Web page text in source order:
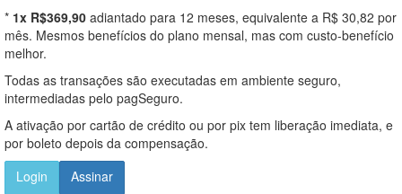
* 1x R$369,90 adiantado para 12 meses, equivalente a R$ 30,82 por
mês. Mesmos benefícios do plano mensal, mas com custo-benefício
melhor.
Todas as transações são executadas em ambiente seguro,
intermediadas pelo pagSeguro.
A ativação por cartão de crédito ou por pix tem liberação imediata, e
por boleto depois da compensação.
Login
Assinar